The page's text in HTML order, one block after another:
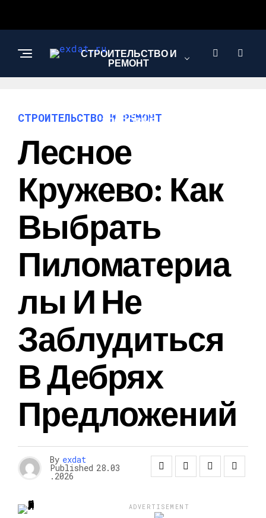
СТРОИТЕЛЬСТВО И
РЕМОНТ
КРАСОТА И
ЗДОРОВЬЕ
СТРОИТЕЛЬСТВО И РЕМОНТ
Лесное
Кружево: Как
Выбрать
Пиломатериа
Лы И Не
Заблудиться
В Дебрях
Предложений
By exdat
Published 28.03
.2026
ADVERTISEMENT